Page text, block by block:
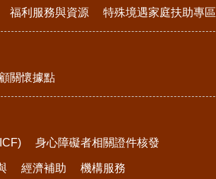
福利服務與資源 特殊境遇家庭扶助專區
關懷據點
身心障礙者相關證件核發
經濟補助 機構服務